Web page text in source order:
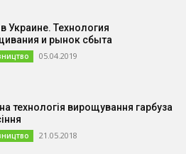
в Украине. Технология
и рынок сбыта
05.04.2019
технологія вирощування гарбуза
21.05.2018